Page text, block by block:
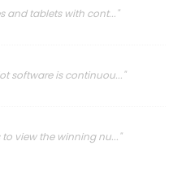
and tablets with cont..."
software is continuou..."
view the winning nu..."